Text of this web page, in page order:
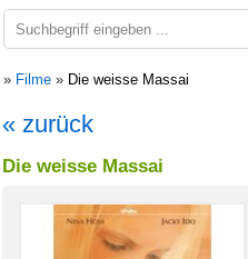
» Filme » Die weisse Massai
« zurück
Die weisse Massai